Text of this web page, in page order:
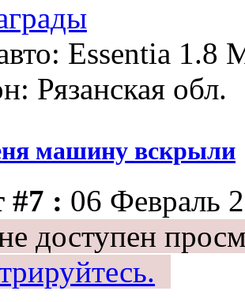
Essentia 1.8
Рязанская обл.
машину вскрыли
#7 : 06 Февраль
доступен